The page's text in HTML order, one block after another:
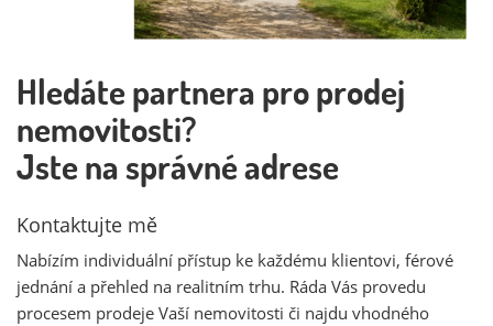
Hledáte partnera pro prodej
nemovitosti?
Jste na správné adrese
Kontaktujte mě
Nabízím individuální přístup ke každému klientovi, férové
jednání a přehled na realitním trhu. Ráda Vás provedu
procesem prodeje Vaší nemovitosti či najdu vhodného